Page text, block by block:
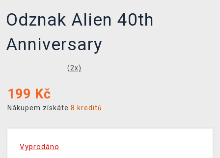
Odznak Alien 40th
Anniversary
(2x)
199 Kč
Nákupem získáte 8 kreditů
Vyprodáno